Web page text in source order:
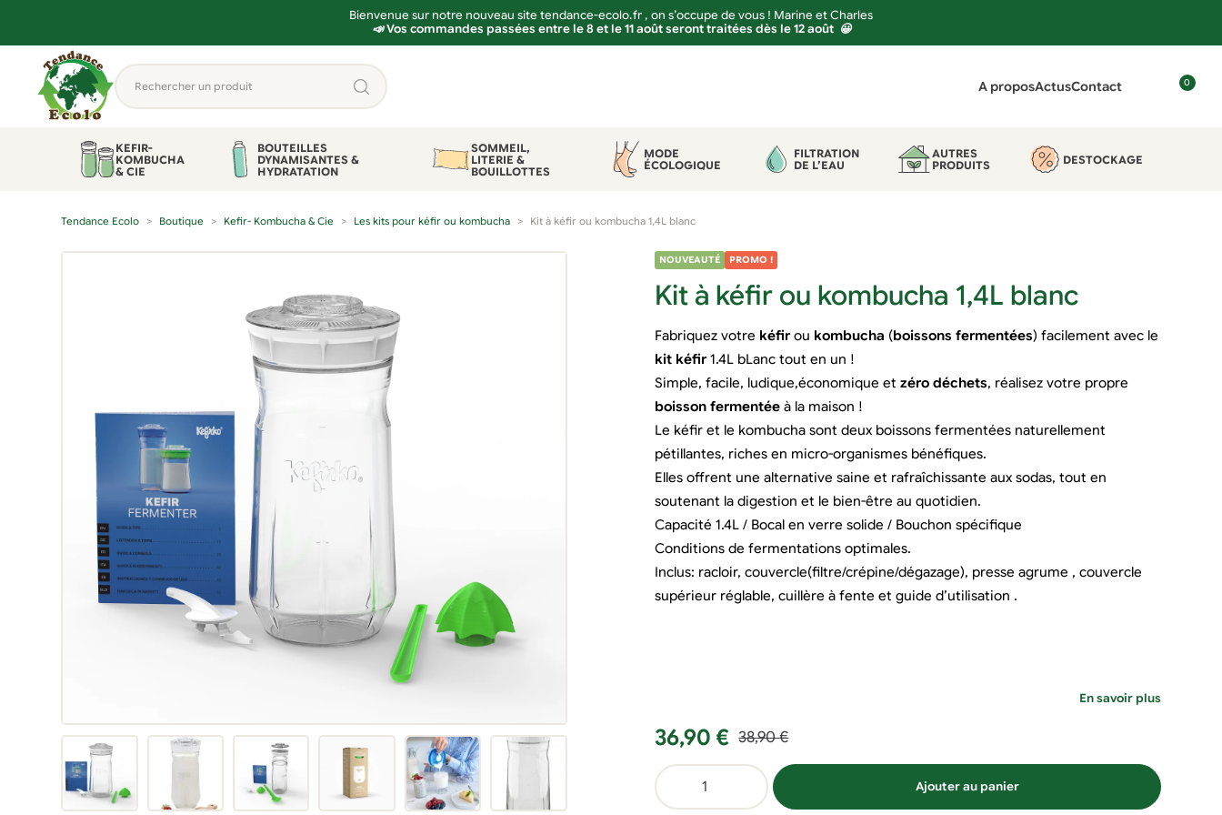
Bienvenue sur notre nouveau site tendance-ecolo.fr , on s’occupe de vous ! Marine et Charles
📣 Vos commandes passées entre le 8 et le 11 août seront traitées dès le 12 août 😀
contenu
Rechercher
un
A proposActusContact
n
0
KEFIR-
KOMBUCHA
& CIE
BOUTEILLES
DYNAMISANTES &
HYDRATATION
SOMMEIL,
LITERIE &
BOUILLOTTES
MODE
ÉCOLOGIQUE
FILTRATION
DE L’EAU
AUTRES
PRODUITS
DESTOCKAGE
Tendance Ecolo Boutique Kefir- Kombucha & Cie Les kits pour kéfir ou kombucha Kit à kéfir ou kombucha 1,4L blanc
NOUVEAUTÉ PROMO !
Kit à kéfir ou kombucha 1,4L blanc
Fabriquez votre kéfirou kombucha (boissons fermentées) facilement avec le
kit kéfir1.4L bLanc tout en un !
Simple, facile, ludique,économique etzéro déchets, réalisez votre propre
boisson fermentée à la maison !
Le kéfir et le kombucha sont deux boissons fermentées naturellement
pétillantes, riches en micro-organismes bénéfiques.
Elles offrent une alternative saine et rafraîchissante aux sodas, tout en
soutenant la digestion et le bien-être au quotidien.
Capacité 1.4L / Bocal en verre solide / Bouchon spécifique
Conditions de fermentations optimales.
Inclus: racloir, couvercle(filtre/crépine/dégazage), presse agrume , couvercle
supérieur réglable, cuillère à fente et guide d’utilisation .
En savoir plus
38,90€
Le
prix
initial
36,90 €
Le
prix
actuel
quantité
de
Ajouter au panier